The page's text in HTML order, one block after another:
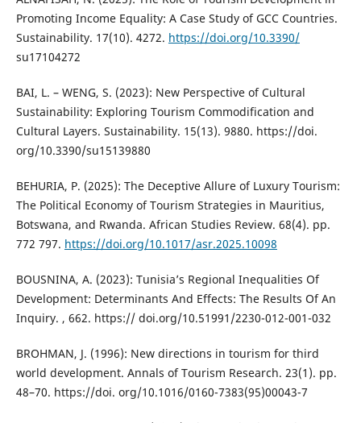
Promoting Income Equality: A Case Study of GCC Countries.
Sustainability. 17(10). 4272. https://doi.org/10.3390/
su17104272
BAI, L. – WENG, S. (2023): New Perspective of Cultural
Sustainability: Exploring Tourism Commodification and
Cultural Layers. Sustainability. 15(13). 9880. https://doi.
org/10.3390/su15139880
BEHURIA, P. (2025): The Deceptive Allure of Luxury Tourism:
The Political Economy of Tourism Strategies in Mauritius,
Botswana, and Rwanda. African Studies Review. 68(4). pp.
772 797. https://doi.org/10.1017/asr.2025.10098
BOUSNINA, A. (2023): Tunisia’s Regional Inequalities Of
Development: Determinants And Effects: The Results Of An
Inquiry. , 662. https:// doi.org/10.51991/2230-012-001-032
BROHMAN, J. (1996): New directions in tourism for third
world development. Annals of Tourism Research. 23(1). pp.
48–70. https://doi. org/10.1016/0160-7383(95)00043-7